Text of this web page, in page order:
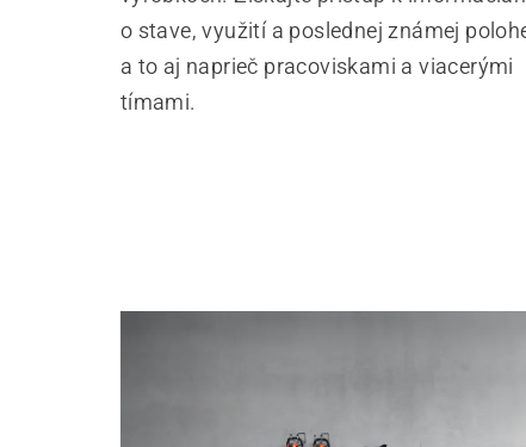
o stave, využití a poslednej známej
a to aj naprieč pracoviskami a viacerými
tímami.